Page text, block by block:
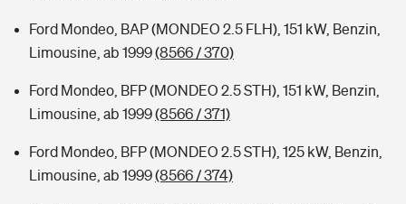
Ford Mondeo, BAP (MONDEO 2.5 FLH), 151 kW, Benzin,
Limousine, ab 1999(8566 / 370)
Ford Mondeo, BFP (MONDEO 2.5 STH), 151 kW, Benzin,
Limousine, ab 1999(8566 / 371)
Ford Mondeo, BFP (MONDEO 2.5 STH), 125 kW, Benzin,
Limousine, ab 1999(8566 / 374)